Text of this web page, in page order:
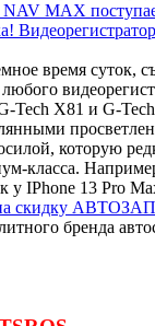
NAV MAX
время суток,
Tech X81 и G-
которую
класса.
у IPhone 13 Pro
скидку
бренда